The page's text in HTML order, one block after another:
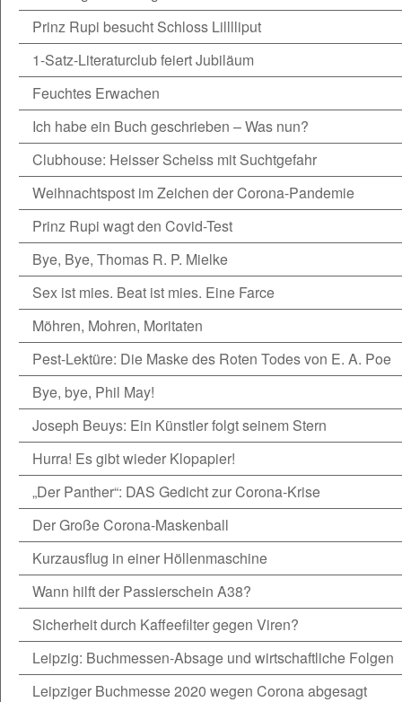
Prinz Rupi besucht Schloss Lilllliput
1-Satz-Literaturclub feiert Jubiläum
Feuchtes Erwachen
Ich habe ein Buch geschrieben – Was nun?
Clubhouse: Heisser Scheiss mit Suchtgefahr
Weihnachtspost im Zeichen der Corona-Pandemie
Prinz Rupi wagt den Covid-Test
Bye, Bye, Thomas R. P. Mielke
Sex ist mies. Beat ist mies. Eine Farce
Möhren, Mohren, Moritaten
Pest-Lektüre: Die Maske des Roten Todes von E. A. Poe
Bye, bye, Phil May!
Joseph Beuys: Ein Künstler folgt seinem Stern
Hurra! Es gibt wieder Klopapier!
„Der Panther“: DAS Gedicht zur Corona-Krise
Der Große Corona-Maskenball
Kurzausflug in einer Höllenmaschine
Wann hilft der Passierschein A38?
Sicherheit durch Kaffeefilter gegen Viren?
Leipzig: Buchmessen-Absage und wirtschaftliche Folgen
Leipziger Buchmesse 2020 wegen Corona abgesagt